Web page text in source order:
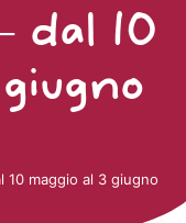
dal 10
10 maggio al 3 giugno